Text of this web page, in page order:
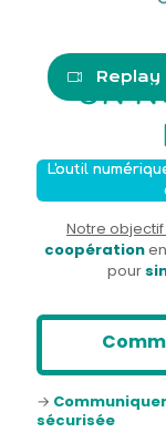
UN
L'outil
Notre objectif
coopération
pour
→ Communiquer
sécurisée